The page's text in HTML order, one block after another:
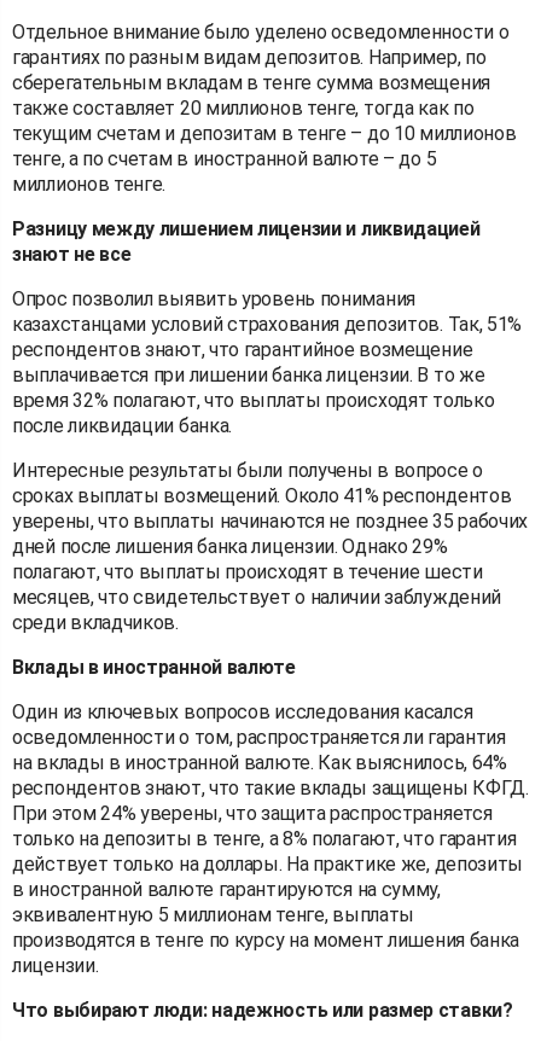
Отдельное внимание было уделено осведомленности о
гарантиях по разным видам депозитов. Например, по
сберегательным вкладам в тенге сумма возмещения
также составляет 20 миллионов тенге, тогда как по
текущим счетам и депозитам в тенге – до 10 миллионов
тенге, а по счетам в иностранной валюте – до 5
миллионов тенге.
Разницу между лишением лицензии и ликвидацией
знают не все
Опрос позволил выявить уровень понимания
казахстанцами условий страхования депозитов. Так, 51%
респондентов знают, что гарантийное возмещение
выплачивается при лишении банка лицензии. В то же
время 32% полагают, что выплаты происходят только
после ликвидации банка.
Интересные результаты были получены в вопросе о
сроках выплаты возмещений. Около 41% респондентов
уверены, что выплаты начинаются не позднее 35 рабочих
дней после лишения банка лицензии. Однако 29%
полагают, что выплаты происходят в течение шести
месяцев, что свидетельствует о наличии заблуждений
среди вкладчиков.
Вклады в иностранной валюте
Один из ключевых вопросов исследования касался
осведомленности о том, распространяется ли гарантия
на вклады в иностранной валюте. Как выяснилось, 64%
респондентов знают, что такие вклады защищены КФГД.
При этом 24% уверены, что защита распространяется
только на депозиты в тенге, а 8% полагают, что гарантия
действует только на доллары. На практике же, депозиты
в иностранной валюте гарантируются на сумму,
эквивалентную 5 миллионам тенге, выплаты
производятся в тенге по курсу на момент лишения банка
лицензии.
Что выбирают люди: надежность или размер ставки?